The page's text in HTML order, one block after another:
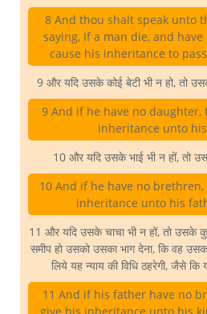
8 And thou shalt speak unto
saying, If a man die, and
cause his inheritance to
9 और यदि उसके कोई बेटी भी न हो, तो
9 And if he have no daughter,
inheritance unto
10 और यदि उसके भाई भी न हों, तो
10 And if he have no
inheritance unto his
11 और यदि उसके चाचा भी न हों, तो उसके
समीप हो उसको उसका भाग देना, कि वह
लिये यह न्याय की विधि ठहरेगी, जैसे कि
11 And if his father have no